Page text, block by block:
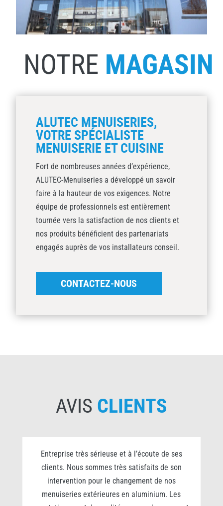
NOTRE MAGASIN
ALUTEC MENUISERIES,
VOTRE SPÉCIALISTE
MENUISERIE ET CUISINE
Fort de nombreuses années d’expérience,
ALUTEC-Menuiseries a développé un savoir
faire à la hauteur de vos exigences. Notre
équipe de professionnels est entièrement
tournée vers la satisfaction de nos clients et
nos produits bénéficient des partenariats
engagés auprès de vos installateurs conseil.
CONTACTEZ-NOUS
AVIS CLIENTS
Entreprise très sérieuse et à l’écoute de ses
clients. Nous sommes très satisfaits de son
intervention pour le changement de nos
menuiseries extérieures en aluminium. Les